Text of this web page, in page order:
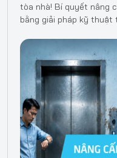
tòa nhà! Bí quyết nâng
bằng giải pháp kỹ